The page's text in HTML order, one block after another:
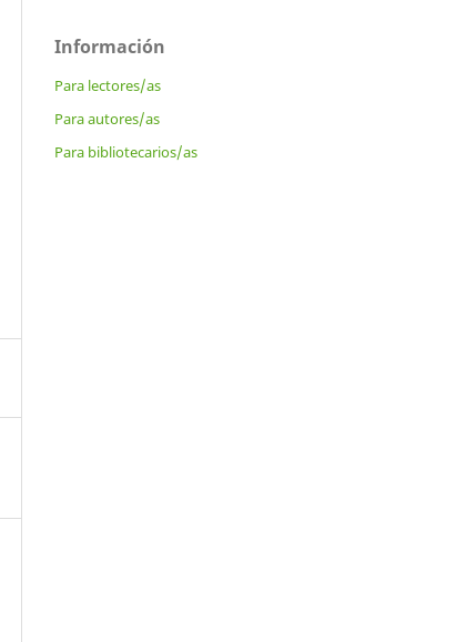
Información
Para lectores/as
Para autores/as
Para bibliotecarios/as